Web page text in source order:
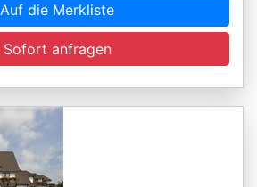
Auf die Merkliste
Sofort anfragen